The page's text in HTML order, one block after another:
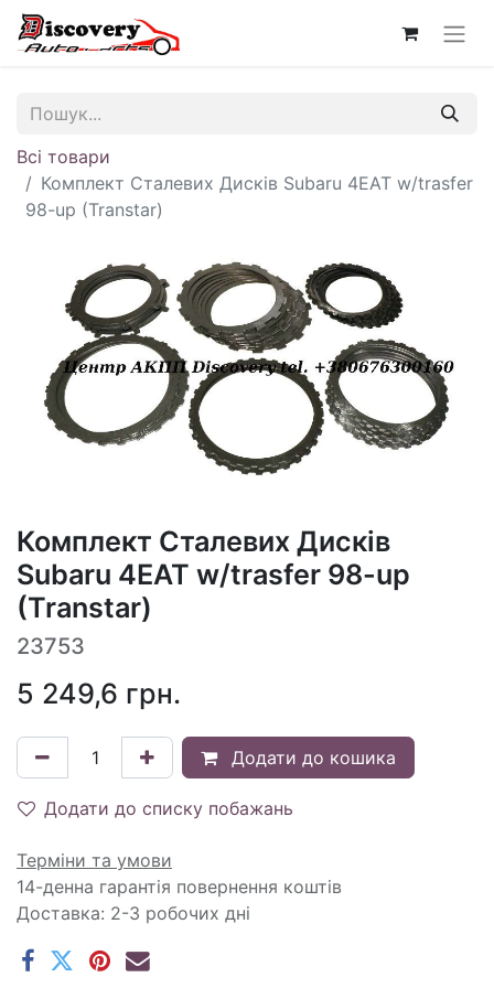
Всі товари
Комплект Сталевих Дисків Subaru 4EAT w/trasfer
98-up (Transtar)
Комплект Сталевих Дисків
Subaru 4EAT w/trasfer 98-up
(Transtar)
23753
5 249,6 грн.
Додати до кошика
Додати до списку побажань
Терміни та умови
14-денна гарантія повернення коштів
Доставка: 2-3 робочих дні